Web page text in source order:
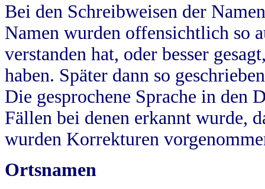
Bei den Schreibweisen der
Namen wurden offensichtlich so
verstanden hat, oder besser
haben. Später dann so
Die gesprochene Sprache in
Fällen bei denen erkannt wurde,
wurden Korrekturen
Ortsnamen